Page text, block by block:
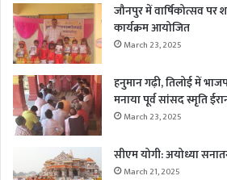
जौनपुर में वार्षिकोत्सव पर
कार्यक्रम आयोजित
March 23, 2025
हनुमान गढ़ी, तिलोई में
मनाया पूर्व सांसद स्मृति
March 23, 2025
सीएम योगी: अयोध्या
March 21, 2025